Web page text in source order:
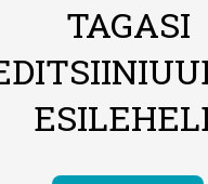
TAGASI